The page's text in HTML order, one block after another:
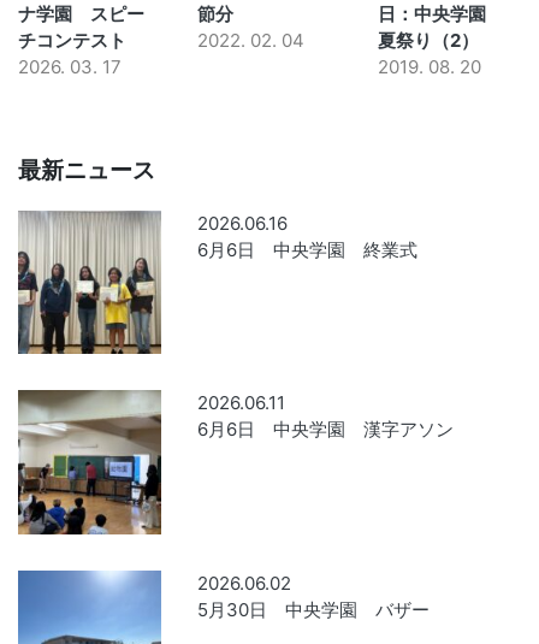
ナ学園 スピー
チコンテスト
2026. 03. 17
節分
2022. 02. 04
日：中央学園
夏祭り（2）
2019. 08. 20
最新ニュース
2026.06.16
6月6日 中央学園 終業式
2026.06.11
6月6日 中央学園 漢字アソン
2026.06.02
5月30日 中央学園 バザー